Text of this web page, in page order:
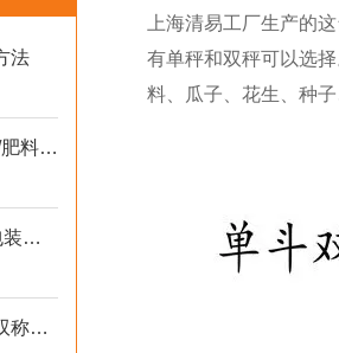
法
颗粒双称包装秤/粮食双称包装秤/肥料双称包装秤定制
玉米粮食20-60kg电子定量双称包装秤品牌
肥料颗粒不锈钢编织袋自动称重双称包装秤定制
上海清易工厂生产的
有单秤和双秤可以选
料、瓜子、花生、种